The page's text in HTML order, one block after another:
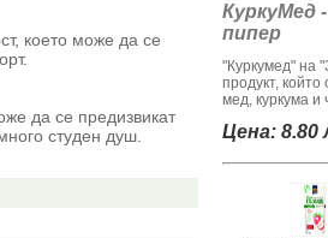
което може да се
да се предизвикат
студен душ.
КуркуМед
пипер
"Куркумед" на
продукт,
мед, куркума и
Цена: 8.80